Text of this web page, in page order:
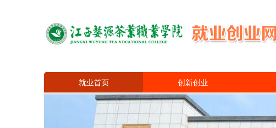
就业首页 创新创业